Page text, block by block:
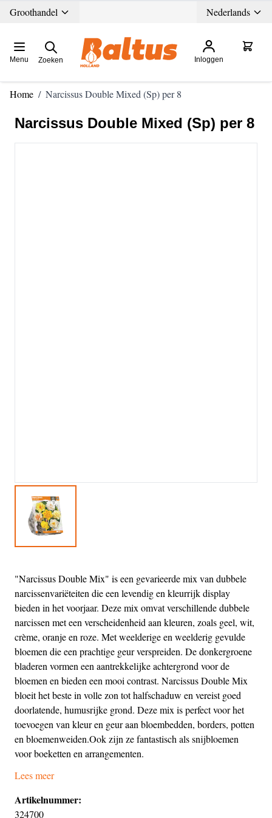
Ga direct door naar de inhoud
Groothandel Nederlands
Menu Zoeken Inloggen
Home / Narcissus Double Mixed (Sp) per 8
Narcissus Double Mixed (Sp) per 8
"Narcissus Double Mix" is een gevarieerde mix van dubbele
narcissenvariëteiten die een levendig en kleurrijk display
bieden in het voorjaar. Deze mix omvat verschillende dubbele
narcissen met een verscheidenheid aan kleuren, zoals geel, wit,
crème, oranje en roze. Met weelderige en weelderig gevulde
bloemen die een prachtige geur verspreiden. De donkergroene
bladeren vormen een aantrekkelijke achtergrond voor de
bloemen en bieden een mooi contrast. Narcissus Double Mix
bloeit het beste in volle zon tot halfschaduw en vereist goed
doorlatende, humusrijke grond. Deze mix is perfect voor het
toevoegen van kleur en geur aan bloembedden, borders, potten
en bloemenweiden.Ook zijn ze fantastisch als snijbloemen
voor boeketten en arrangementen.
Lees meer
Artikelnummer:
324700